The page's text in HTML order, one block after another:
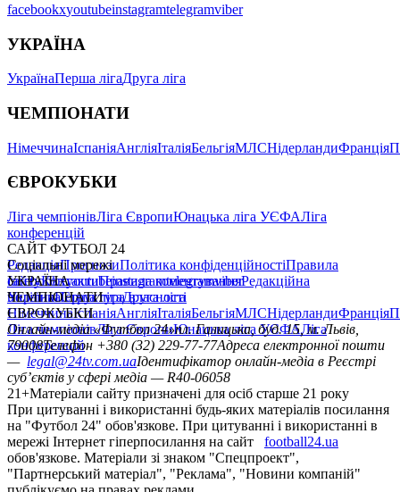
facebookxyoutubeinstagramtelegramviber
УКРАЇНА
УкраїнаПерша лігаДруга ліга
ЧЕМПІОНАТИ
НімеччинаІспаніяАнгліяІталіяБельгіяМЛСНідерландиФранція
ЄВРОКУБКИ
Ліга чемпіонівЛіга ЄвропиЮнацька ліга УЄФАЛіга
конференцій
САЙТ ФУТБОЛ 24
РедакціяПрогнозиПолітика конфіденційностіПравила
сайтуКонтактиПравила коментуванняРедакційна
політикаСтруктура власності
Соціальні мережі
facebookxyoutubeinstagramtelegramviber
УКРАЇНА
УкраїнаПерша лігаДруга ліга
ЧЕМПІОНАТИ
НімеччинаІспаніяАнгліяІталіяБельгіяМЛСНідерландиФранція
ЄВРОКУБКИ
Ліга чемпіонівЛіга ЄвропиЮнацька ліга УЄФАЛіга
конференцій
Онлайн-медіа «Футбол 24»пл. Галицька, буд. 15, м. Львів,
79008Телефон +380 (32) 229-77-77Адреса електронної пошти
— legal@24tv.com.uaІдентифікатор онлайн-медіа в Реєстрі
суб’єктів у сфері медіа — R40-06058
21+Матеріали сайту призначені для осіб старше 21 року
При цитуванні і використанні будь-яких матеріалів посилання
на "Футбол 24" обов'язкове. При цитуванні і використанні в
мережі Інтернет гіперпосилання на сайт
football24.ua
обов'язкове. Матеріали зі знаком "Спецпроект",
"Партнерський матеріал", "Реклама", "Новини компаній"